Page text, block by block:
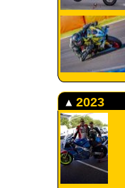
2023